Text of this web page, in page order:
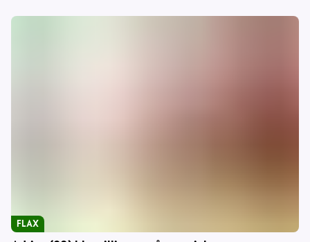
FLAX